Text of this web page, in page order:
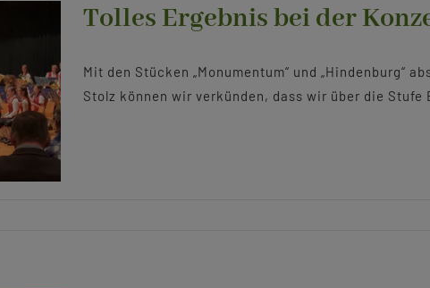
Tolles Ergebnis bei der
Mit den Stücken „Monumentum“ und „Hindenburg“
Stolz können wir verkünden, dass wir über die Stufe